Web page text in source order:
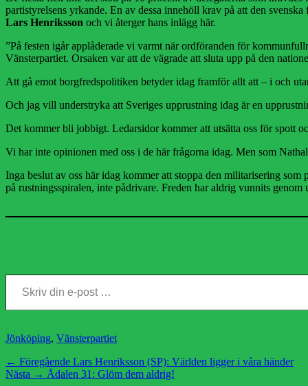
partistyrelsens yrkande. En av dessa innehöll krav på att den
Lars Henriksson och vi återger hans inlägg här.
”På festen igår applåderade vi varmt när ordföranden för
Vänsterpartiet. Orsaken var att de vägrade att sluta upp på den
Att gå emot borgfredspolitiken betyder idag framför allt att – i och
Och jag vill understryka att Sveriges upprustning idag är en
Det kommer bli jobbigt. Ledarsidor kommer att utsätta oss för spott
Vi har inte opinionen med oss i de här frågorna idag. Men som
Inga beslut av oss här idag kommer att stoppa den militarisering
på rustningsspiralen, inte pådrivare. Freden har aldrig vunnits
Skriv din e-post …
Kategorier
Jönköping, Vänsterpartiet
Inläggsnavigering
← Föregående Föregående
inlägg:
Lars Henriksson (SP): Världen ligger i våra händer
Nästa → Nästa
Ådalen 31: Glöm dem aldrig!